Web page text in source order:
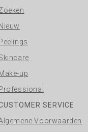
up
SERVICE
Voorwaarden